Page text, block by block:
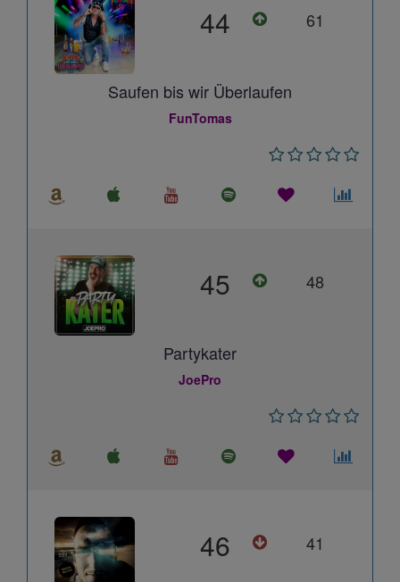
44 61
Saufen bis wir Überlaufen
FunTomas
45 48
Partykater
JoePro
46 41